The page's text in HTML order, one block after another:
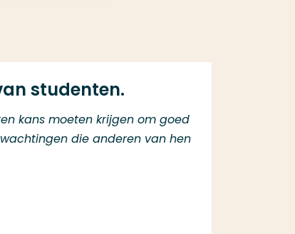
studenten.
kans moeten krijgen om goed
die anderen van hen